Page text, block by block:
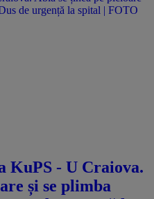
de urgență la spital | FOTO
KuPS - U Craiova.
și se plimba